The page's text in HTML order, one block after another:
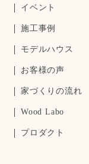
イベント
施工事例
モデルハウス
お客様の声
家づくりの流れ
Wood Labo
プロダクト